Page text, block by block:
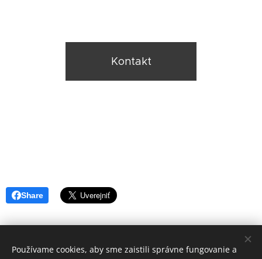
Kontakt
Share
Používame cookies, aby sme zaistili správne fungovanie a